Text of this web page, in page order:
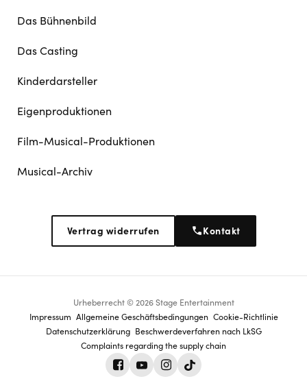
Das Bühnenbild
Das Casting
Kinderdarsteller
Eigenproduktionen
Film-Musical-Produktionen
Musical-Archiv
Vertrag widerrufen Kontakt
Urheberrecht © 2026 Stage Entertainment
Footer
navigation
Impressum Allgemeine Geschäftsbedingungen Cookie-Richtlinie
Datenschutz­erklärung Beschwerdeverfahren nach LkSG
Complaints regarding the supply chain
FacebookYoutubeInstagram
Tiktok